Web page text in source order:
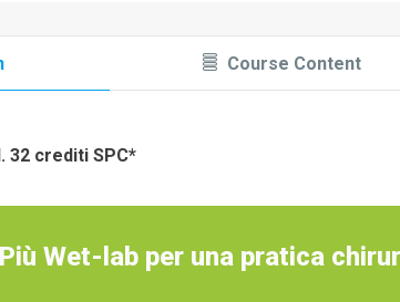
Course Content
32 crediti SPC*
Più Wet-lab per una pratica